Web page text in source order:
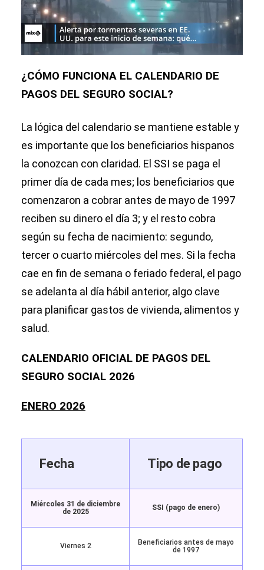
¿CÓMO FUNCIONA EL CALENDARIO DE
PAGOS DEL SEGURO SOCIAL?
La lógica del calendario se mantiene estable y
es importante que los beneficiarios hispanos
la conozcan con claridad. El SSI se paga el
primer día de cada mes; los beneficiarios que
comenzaron a cobrar antes de mayo de 1997
reciben su dinero el día 3; y el resto cobra
según su fecha de nacimiento: segundo,
tercer o cuarto miércoles del mes. Si la fecha
cae en fin de semana o feriado federal, el pago
se adelanta al día hábil anterior, algo clave
para planificar gastos de vivienda, alimentos y
salud.
CALENDARIO OFICIAL DE PAGOS DEL
SEGURO SOCIAL 2026
ENERO 2026
Fecha Tipo de pago
Miércoles 31 de diciembre
de 2025
SSI (pago de enero)
Viernes 2
Beneficiarios antes de mayo
de 1997